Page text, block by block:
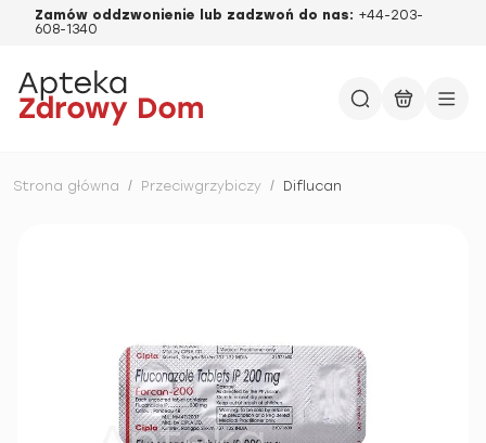
Zamów oddzwonienie lub zadzwoń do nas: +44-203-
608-1340
Strona główna / Przeciwgrzybiczy / Diflucan